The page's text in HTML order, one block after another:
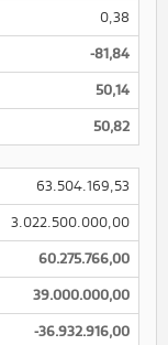
0,38
-81,84
50,14
50,82
63.504.169,53
3.022.500.000,00
60.275.766,00
39.000.000,00
-36.932.916,00